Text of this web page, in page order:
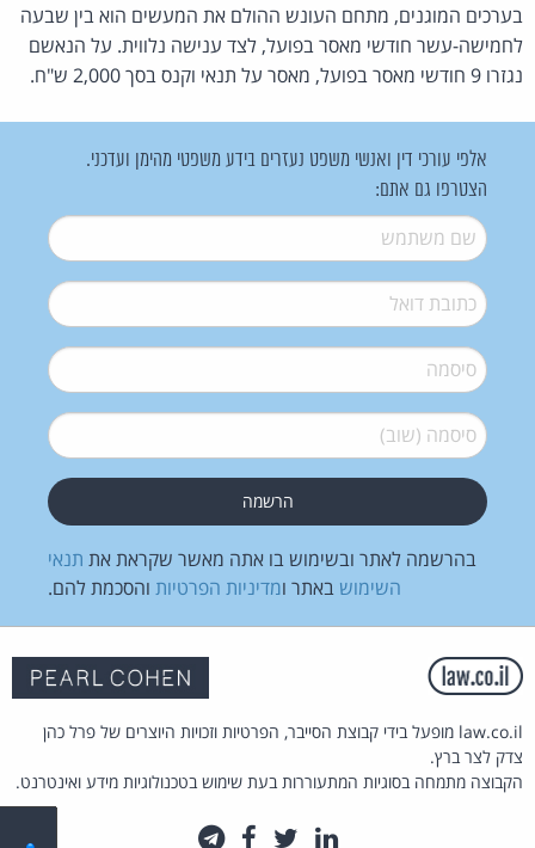
בערכים המוגנים, מתחם העונש ההולם את המעשים הוא בין שבעה
לחמישה-עשר חודשי מאסר בפועל, לצד ענישה נלווית. על הנאשם
נגזרו 9 חודשי מאסר בפועל, מאסר על תנאי וקנס בסך 2,000 ש"ח.
אלפי עורכי דין ואנשי משפט נעזרים בידע משפטי מהימן ועדכני.
הצטרפו גם אתם:
שם משתמש*
דואל*
סיסמה*
סיסמה (שוב)*
בהרשמה לאתר ובשימוש בו אתה מאשר שקראת את תנאי
השימוש באתר ומדיניות הפרטיות והסכמת להם.
law.co.il מופעל בידי קבוצת הסייבר, הפרטיות וזכויות היוצרים של פרל כהן
צדק לצר ברץ.
הקבוצה מתמחה בסוגיות המתעוררות בעת שימוש בטכנולוגיות מידע ואינטרנט.
לינקדאין
טוויטרפייסבוק